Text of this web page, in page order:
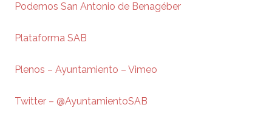
Podemos San Antonio de Benagéber
Plataforma SAB
Plenos – Ayuntamiento – Vimeo
Twitter – @AyuntamientoSAB